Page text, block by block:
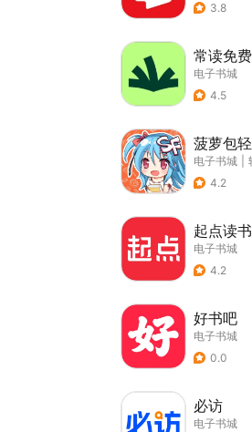
3.8
常读免
电子书城
4.5
菠萝包
电子书城
4.2
起点读书
电子书城
4.2
好书吧
电子书城
0.0
必访
电子书城